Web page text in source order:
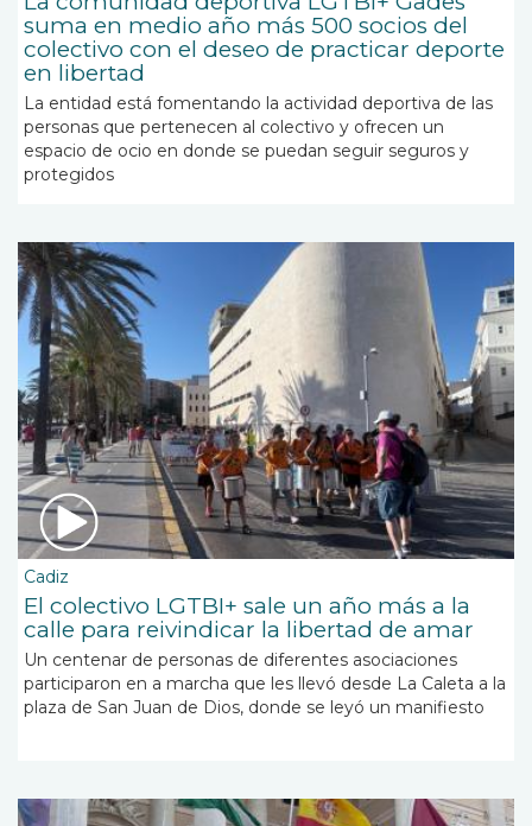
suma en medio año más 500 socios del
colectivo con el deseo de practicar deporte
en libertad
La entidad está fomentando la actividad deportiva de las
personas que pertenecen al colectivo y ofrecen un
espacio de ocio en donde se puedan seguir seguros y
protegidos
Cadiz
El colectivo LGTBI+ sale un año más a la
calle para reivindicar la libertad de amar
Un centenar de personas de diferentes asociaciones
participaron en a marcha que les llevó desde La Caleta a la
plaza de San Juan de Dios, donde se leyó un manifiesto